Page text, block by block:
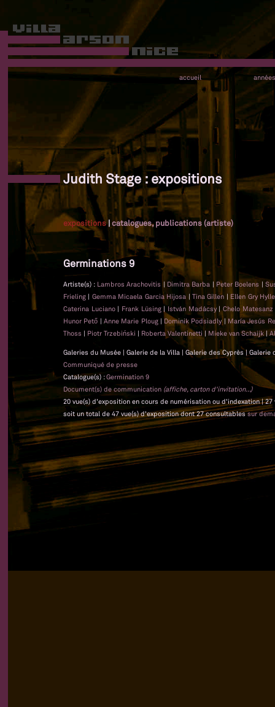
accueil années
Judith Stage : expositions
expositions|catalogues, publications (artiste)
Germinations 9
Artiste(s) : Lambros Arachovitis | Dimitra Barba | Peter Boelens |
Frieling | Gemma Micaela Garcia Hijosa |Tina Gillen | Ellen Gry
Caterina Luciano | Frank Lüsing| István Madácsy |Chelo Matesanz
Hunor Pető | Anne Marie Ploug | Dominik Podsiadly | María Jesús
Thoss | Piotr Trzebiński | Roberta Valentinetti | Mieke van Schaijk |
Galeries du Musée | Galerie de la Villa | Galerie des Cyprès |
Communiqué de presse
Catalogue(s) :Germination 9
Document(s) de communication (affiche, carton d'invitation...)
20 vue(s) d'exposition en cours de numérisation ou d'indexation |
soit un total de 47 vue(s) d'exposition dont 27 consultablessur